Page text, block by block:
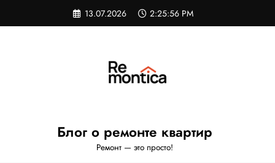
содержимому
13.07.2026 2:25:57 PM
Блог о ремонте квартир
Ремонт — это просто!